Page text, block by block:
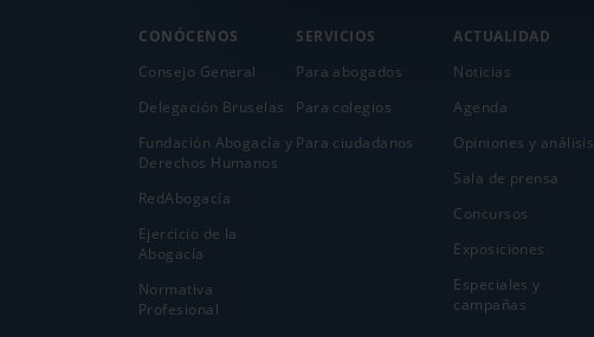
CONÓCENOS
Consejo General
Delegación Bruselas
Fundación Abogacía y
Derechos Humanos
RedAbogacía
Ejercicio de la
Abogací­a
Normativa
Profesional
SERVICIOS
Para abogados
Para colegios
Para ciudadanos
ACTUALIDAD
Noticias
Agenda
Opiniones y análisis
Sala de prensa
Concursos
Exposiciones
Especiales y
campañas